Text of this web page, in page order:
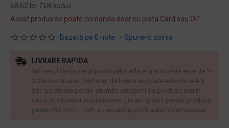
Bazată pe 0 note. - Spune-ţi opinia
68,62 lei TVA inclus
Acest produs se poate comanda doar cu plata Card sau OP
LIVRARE RAPIDA
Termenul de livrare al produselor aflate in stoc este este de 1-
3 zile lucratoare. Termenul de livrare se poate extinde la 4-5
zile lucratoare pentru anumite categorii de produse sau in
cazul produselor voluminoase. Livram gratuit pentru produse
peste 490 RON + TVA, cu exceptia produselor voluminoase.